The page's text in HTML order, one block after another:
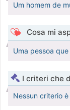
Um homem de
Cosa mi
Uma pessoa
I criteri che
Nessun criterio